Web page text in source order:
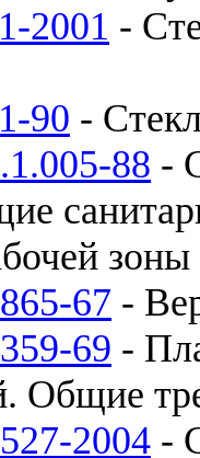
2001 -
90 -
88 -
зоны
67 -
69 -
Общие
2004 -